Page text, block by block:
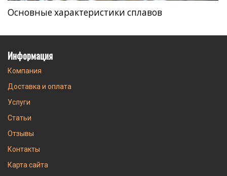
Основные характеристики сплавов
Информация
Компания
Доставка и оплата
Услуги
Статьи
Отзывы
Контакты
Карта сайта